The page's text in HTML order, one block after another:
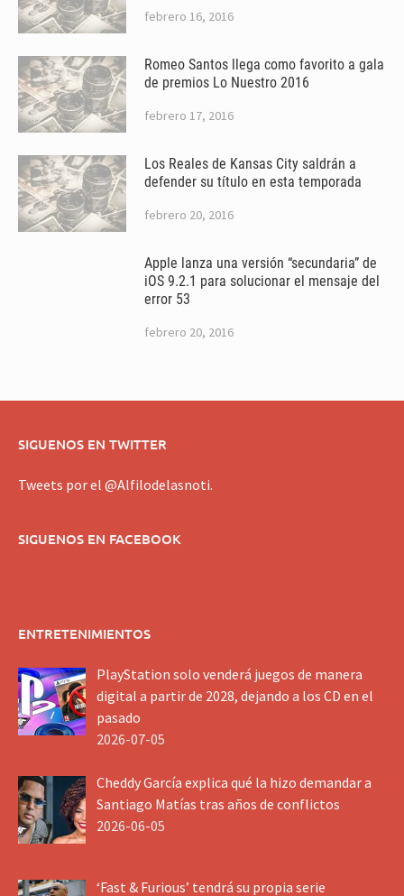
febrero 16, 2016
Romeo Santos llega como favorito a gala
de premios Lo Nuestro 2016
febrero 17, 2016
Los Reales de Kansas City saldrán a
defender su título en esta temporada
febrero 20, 2016
Apple lanza una versión “secundaria” de
iOS 9.2.1 para solucionar el mensaje del
error 53
febrero 20, 2016
SIGUENOS EN TWITTER
Tweets por el @Alfilodelasnoti.
SIGUENOS EN FACEBOOK
ENTRETENIMIENTOS
PlayStation solo venderá juegos de manera
digital a partir de 2028, dejando a los CD en el
pasado
2026-07-05
Cheddy García explica qué la hizo demandar a
Santiago Matías tras años de conflictos
2026-06-05
‘Fast & Furious’ tendrá su propia serie